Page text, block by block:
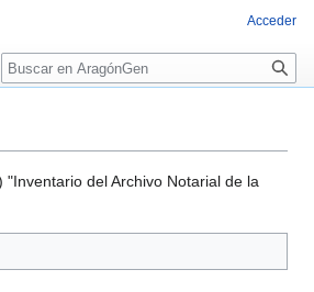
del Archivo Notarial de la
Acceder
Buscar